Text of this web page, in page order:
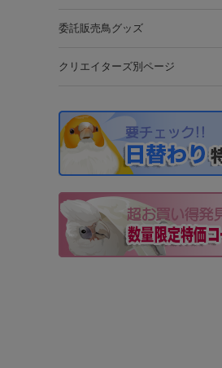
委託販売鳥グッズ
クリエイターズ別ページ